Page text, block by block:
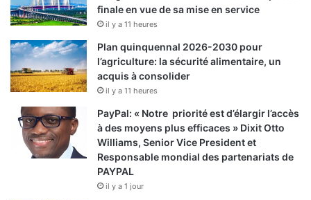
finale en vue de sa mise en service
il y a 11 heures
Plan quinquennal 2026-2030 pour
l’agriculture: la sécurité alimentaire, un
acquis à consolider
il y a 11 heures
PayPal: « Notre priorité est d’élargir l’accès
à des moyens plus efficaces » Dixit Otto
Williams, Senior Vice President et
Responsable mondial des partenariats de
PAYPAL
il y a 1 jour